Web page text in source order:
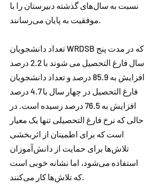
نسبت به سال‌های گذشته دبیرستان را با
موفقیت به پایان می‌رسانند.
تعداد دانشجویان WRDSB که در مدت پنج
سال فارغ التحصیل می شوند با 2.2 درصد
افزایش به 85.9 درصد و تعداد دانشجویان
فارغ التحصیل در چهار سال با 4.7 درصد
افزایش به 76.5 درصد رسیده است. در
حالی که نرخ فارغ التحصیلی تنها یک معیار
است که برای اطمینان از اثربخشی
تلاش‌ها برای حمایت از دانش‌آموزان
استفاده می‌شود، اما نشانه خوبی است
که تلاش‌ها کار می‌کنند.